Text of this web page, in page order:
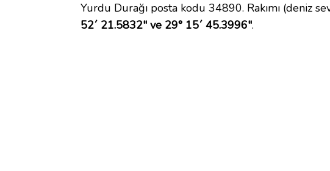
Yurdu Durağı posta kodu 34890. Rakımı (deniz
52´ 21.5832" ve 29° 15´ 45.3996".